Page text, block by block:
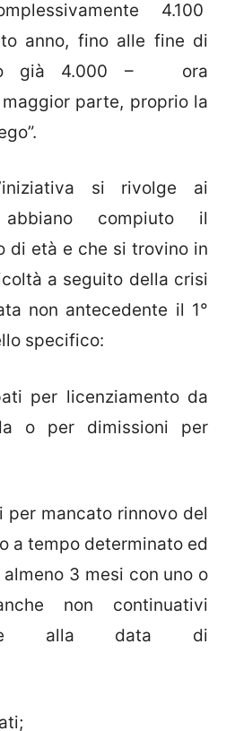
4.100
anno, fino alle fine di
già 4.000 – ora
parte, proprio la
si rivolge ai
compiuto il
di età e che si trovino in
a seguito della crisi
non antecedente il 1°
specifico:
licenziamento da
o per dimissioni per
mancato rinnovo del
a tempo determinato ed
3 mesi con uno o
non continuativi
alla data di